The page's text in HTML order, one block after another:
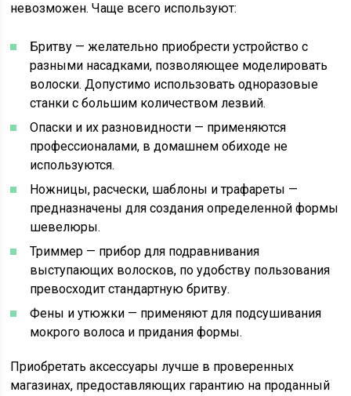
невозможен. Чаще всего используют:
Бритву — желательно приобрести устройство с
разными насадками, позволяющее моделировать
волоски. Допустимо использовать одноразовые
станки с большим количеством лезвий.
Опаски и их разновидности — применяются
профессионалами, в домашнем обиходе не
используются.
Ножницы, расчески, шаблоны и трафареты —
предназначены для создания определенной формы
шевелюры.
Триммер — прибор для подравнивания
выступающих волосков, по удобству пользования
превосходит стандартную бритву.
Фены и утюжки — применяют для подсушивания
мокрого волоса и придания формы.
Приобретать аксессуары лучше в проверенных
магазинах, предоставляющих гарантию на проданный